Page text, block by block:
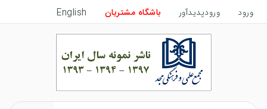
ورود ورودپدیدآور باشگاه مشتریان English